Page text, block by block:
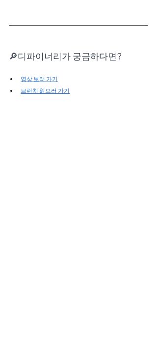
🔎디파이너리가 궁금하다면?
영상 보러 가기
브런치 읽으러 가기